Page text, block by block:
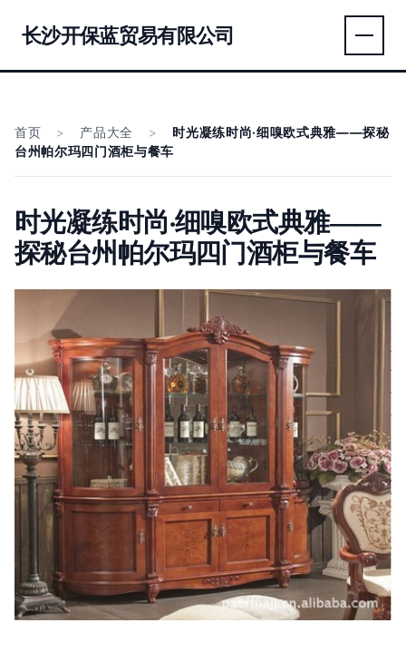
长沙开保蓝贸易有限公司
首页 > 产品大全 >
时光凝练时尚·细嗅欧式典雅——探秘
台州帕尔玛四门酒柜与餐车
时光凝练时尚·细嗅欧式典雅——
探秘台州帕尔玛四门酒柜与餐车